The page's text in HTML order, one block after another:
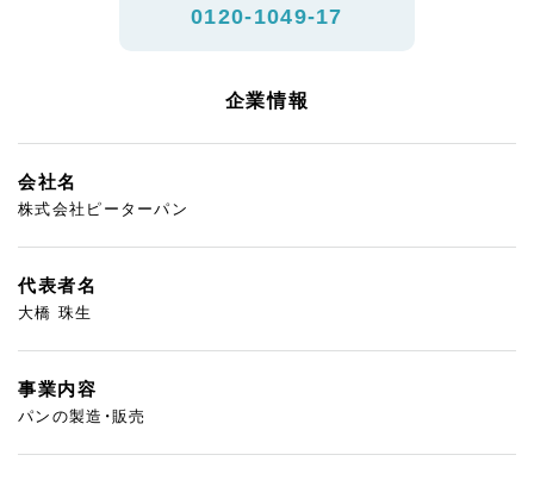
0120-1049-17
企業情報
会社名
株式会社ピーターパン
代表者名
大橋 珠生
事業内容
パンの製造・販売